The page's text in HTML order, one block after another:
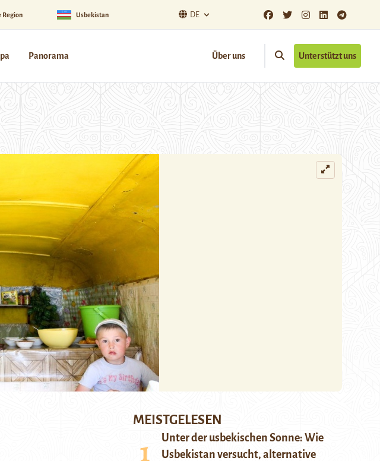
Region Usbekistan DE
Panorama Über uns Unterstützt uns
MEISTGELESEN
Unter der usbekischen Sonne: Wie
Usbekistan versucht, alternative